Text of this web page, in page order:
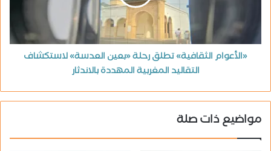
«الأعوام الثقافية» تطلق رحلة «بعين العدسة» لاستكشاف
التقاليد المغربية المهددة بالاندثار
مواضيع ذات صلة